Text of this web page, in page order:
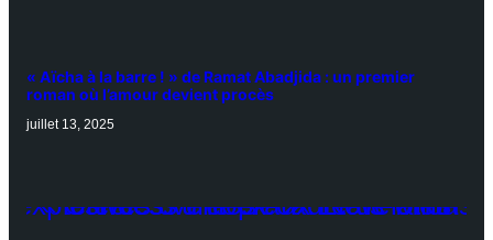
« Aïcha à la barre ! » de Ramat Abadjida : un premier
roman où l’amour devient procès
juillet 13, 2025